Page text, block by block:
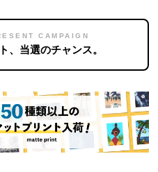
CAMPAIGN
、当選のチャンス。